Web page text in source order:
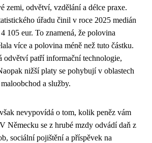
zemi, odvětví, vzdělání a délce praxe.
úřadu činil v roce 2025 medián
105 eur. To znamená, že polovina
více a polovina méně než tuto částku.
odvětví patří informační technologie,
nižší platy se pohybují v oblastech
a služby.
nevypovídá o tom, kolik peněz vám
Německu se z hrubé mzdy odvádí daň z
sociální pojištění a příspěvek na